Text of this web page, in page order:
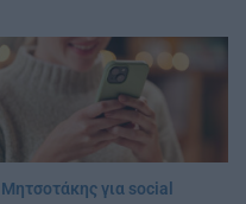
Μητσοτάκης για social